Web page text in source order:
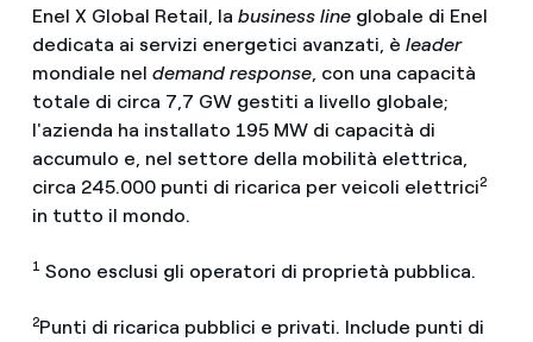
Enel X Global Retail, la business lineglobale di Enel
dedicata ai servizi energetici avanzati, è leader
mondiale nel demand response, con una capacità
totale di circa 7,7 GW gestiti a livello globale;
l'azienda ha installato 195 MW di capacità di
accumulo e, nel settore della mobilità elettrica,
circa 245.000 punti di ricarica per veicoli elettrici2
in tutto il mondo.
1 Sono esclusi gli operatori di proprietà pubblica.
2Punti di ricarica pubblici e privati. Include punti di